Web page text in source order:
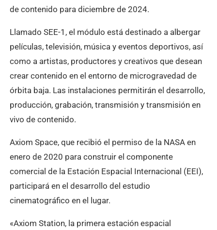
de contenido para diciembre de 2024.
Llamado SEE-1, el módulo está destinado a albergar
películas, televisión, música y eventos deportivos, así
como a artistas, productores y creativos que desean
crear contenido en el entorno de microgravedad de
órbita baja. Las instalaciones permitirán el desarrollo,
producción, grabación, transmisión y transmisión en
vivo de contenido.
Axiom Space, que recibió el permiso de la NASA en
enero de 2020 para construir el componente
comercial de la Estación Espacial Internacional (EEI),
participará en el desarrollo del estudio
cinematográfico en el lugar.
«Axiom Station, la primera estación espacial